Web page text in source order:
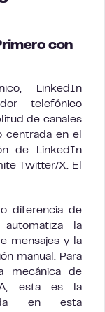
con
LinkedIn
telefónico
de canales
centrada en el
de LinkedIn
Twitter/X. El
diferencia de
la
mensajes y la
manual. Para
mecánica de
esta es la
en esta